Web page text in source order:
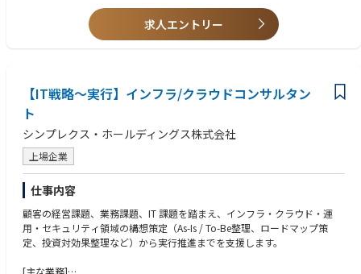
・6G時代での「あたりまえ」のソリューションを初期検討から携われる
・ソリューション検討を通じて、最新技術動向の把握による技術力のブラ
・実証実験を通してネットワークの実践的な構築運用によるスキル底上
げ、及び、移動通信網に関する広範囲かつ深いスキルを身につける事が出
来る
■候補者へのメッセージ
次世代のネットワークを実際にどのように活用していくのか、それを用い
てどのように社会に貢献していくのか、様々なパートナーと共に一からソ
リューションを作り上げていく、大変やりがいのあるポストです。
あなたが培ってきた力を是非、ドコモで発揮していただきたい。
－－－－－－－－－－－－－－－－－－－－－－－－－－－－
■働き方の目安（※メンバー（業務・意向）により異なる）
<その他あると望ましいスキル>
・生成AI等、AIに関わる開発経験
求人エントリー
【IT戦略〜実行】インフラ/クラウドコンサルタン
ト
シンプレクス・ホールディングス株式会社
上場企業
仕事内容
顧客の経営課題、業務課題、IT 課題を踏まえ、インフラ・クラウド・運
用・セキュリティ領域の構想策定（As-Is / To-Be整理、ロードマップ策
定、投資対効果整理など）から実行推進までを支援します。